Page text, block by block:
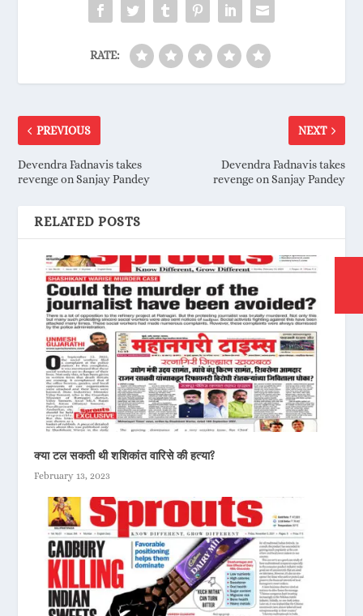
RATE:
PREVIOUS
Devendra Fadnavis takes
revenge on Sanjay Pandey
NEXT
Devendra Fadnavis takes
revenge on Sanjay Pandey
RELATED POSTS
क्या टल सकती थी शशिकांत वारिसे की हत्या?
February 13, 2023